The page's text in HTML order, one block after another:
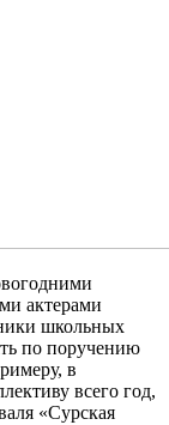
актерами
школьных
по поручению
в
всего год,
«Сурская